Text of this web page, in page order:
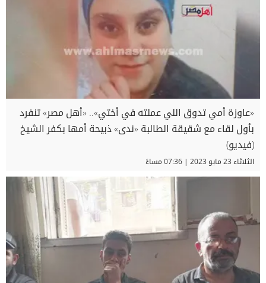
«عاوزة أمي تدوق اللي عملته في أختي».. «أهل مصر» تنفرد
بأول لقاء مع شقيقة الطالبة «ندى» ذبيحة أمها بكفر الشيخ
(فيديو)
الثلاثاء 23 مايو 2023 | 07:36 مساءً